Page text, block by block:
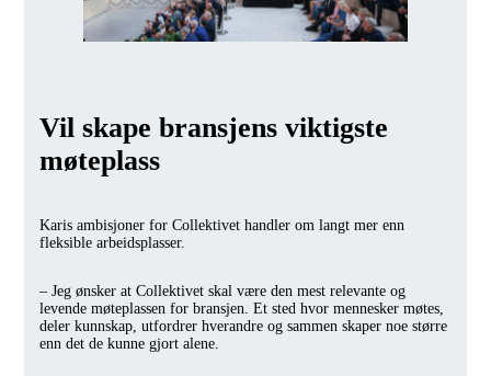
Vil skape bransjens viktigste
møteplass
Karis ambisjoner for Collektivet handler om langt mer enn
fleksible arbeidsplasser.
– Jeg ønsker at Collektivet skal være den mest relevante og
levende møteplassen for bransjen. Et sted hvor mennesker møtes,
deler kunnskap, utfordrer hverandre og sammen skaper noe større
enn det de kunne gjort alene.